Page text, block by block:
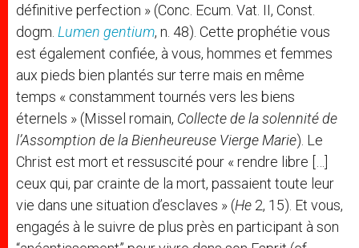
définitive perfection » (Conc. Ecum. Vat. II, Const.
dogm. Lumen gentium, n. 48). Cette prophétie vous
est également confiée, à vous, hommes et femmes
aux pieds bien plantés sur terre mais en même
temps « constamment tournés vers les biens
éternels » (Missel romain, Collecte de la solennité de
l’Assomption de la Bienheureuse Vierge Marie). Le
Christ est mort et ressuscité pour « rendre libre […]
ceux qui, par crainte de la mort, passaient toute leur
vie dans une situation d’esclaves » (He 2, 15). Et vous,
engagés à le suivre de plus près en participant à son